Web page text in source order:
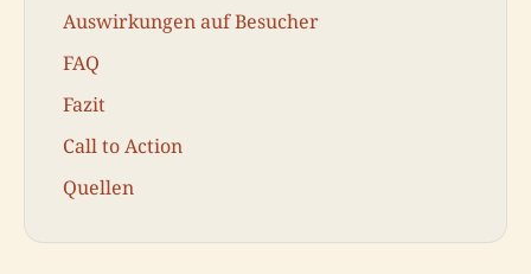
Auswirkungen auf Besucher
FAQ
Fazit
Call to Action
Quellen